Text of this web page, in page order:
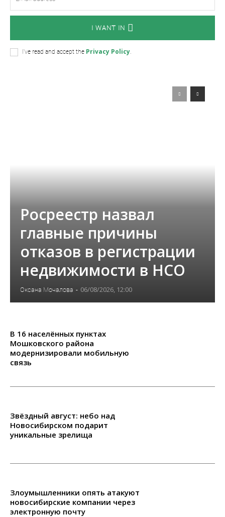
I WANT IN
I've read and accept the Privacy Policy.
Росреестр назвал
главные причины
отказов в регистрации
недвижимости в НСО
Оксана Мочалова - 06/08/2026, 12:00
В 16 населённых пунктах
Мошковского района
модернизировали мобильную
связь
Звёздный август: небо над
Новосибирском подарит
уникальные зрелища
Злоумышленники опять атакуют
новосибирские компании через
электронную почту